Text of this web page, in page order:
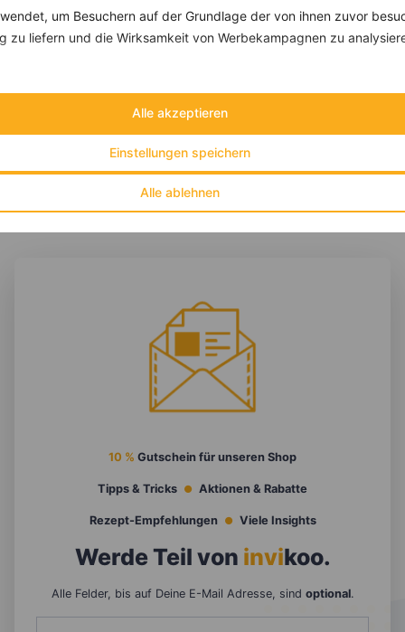
um Besuchern auf der Grundlage der von ihnen zuvor
zu liefern und die Wirksamkeit von Werbekampagnen zu
Alle ablehnen
Einstellungen speichern
Alle akzeptieren
Eiweiß:11 g
Kohlehydrate:
10 % Gutschein für unseren Shop
Tipps & Tricks Aktionen & Rabatte
Rezept-Empfehlungen Viele Insights
Werde Teil von invikoo.
Alle Felder, bis auf Deine E-Mail Adresse, sind optional.